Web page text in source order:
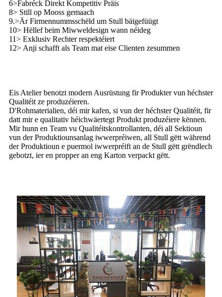
6>Fabréck Direkt Kompetitiv Präis
8> Still op Mooss gemaach
9.>Är Firmennummsschëld um Stull bäigefüügt
10> Hëllef beim Miwweldesign wann néideg
11> Exklusiv Rechter respektéiert
12> Anji schafft als Team mat eise Clienten zesummen
Eis Atelier benotzt modern Ausrüstung fir Produkter vun héchster
Qualitéit ze produzéieren.
D'Rohmaterialien, déi mir kafen, si vun der héchster Qualitéit, fir
datt mir e qualitativ héichwäertegt Produkt produzéiere kënnen.
Mir hunn en Team vu Qualitéitskontrollanten, déi all Sektioun
vun der Produktiounsanlag iwwerpréiwen, all Stull gëtt während
der Produktioun e puermol iwwerpréift an de Stull gëtt grëndlech
gebotzt, ier en propper an eng Karton verpackt gëtt.